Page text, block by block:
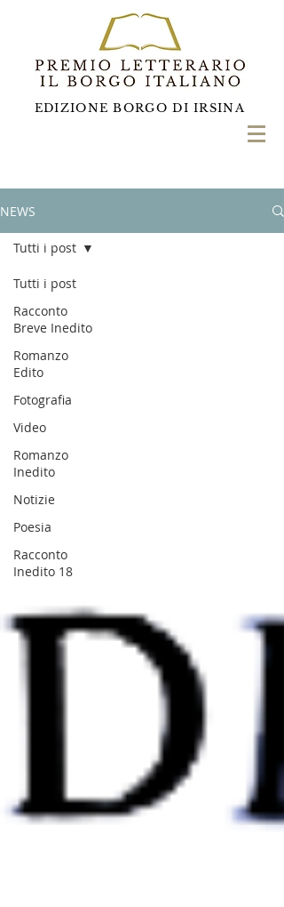
EDIZIONE BORGO DI IRSINA
NEWS
Tutti i post
Racconto
Breve Inedito
Romanzo
Edito
Fotografia
Video
Romanzo
Inedito
Notizie
Poesia
Racconto
Inedito 18
Tutti i post